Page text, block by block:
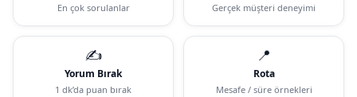
En çok sorulanlar Gerçek müşteri deneyimi
✍️
Yorum Bırak
1 dk’da puan bırak
📍
Rota
Mesafe / süre örnekleri